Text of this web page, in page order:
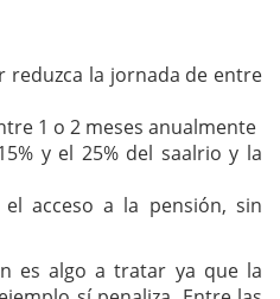
reduzca la jornada de entre
1 o 2 meses anualmente
y el 25% del saalrio y la
acceso a la pensión, sin
es algo a tratar ya que la